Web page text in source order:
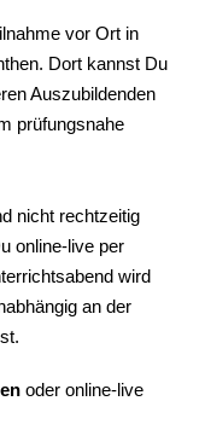
vor Ort in
Dort kannst Du
Auszubildenden
prüfungsnahe
nicht rechtzeitig
online-live per
wird
an der
oder online-live